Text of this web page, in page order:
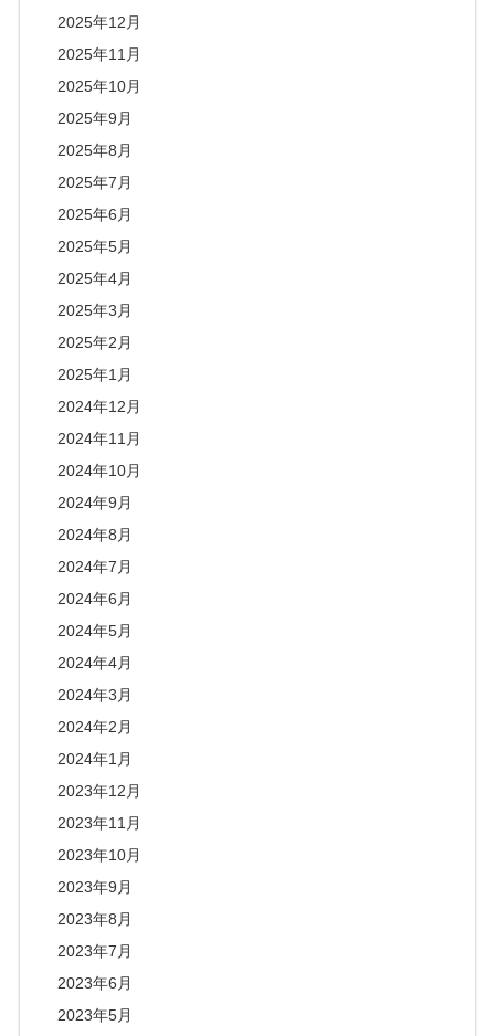
2025年12月
2025年11月
2025年10月
2025年9月
2025年8月
2025年7月
2025年6月
2025年5月
2025年4月
2025年3月
2025年2月
2025年1月
2024年12月
2024年11月
2024年10月
2024年9月
2024年8月
2024年7月
2024年6月
2024年5月
2024年4月
2024年3月
2024年2月
2024年1月
2023年12月
2023年11月
2023年10月
2023年9月
2023年8月
2023年7月
2023年6月
2023年5月